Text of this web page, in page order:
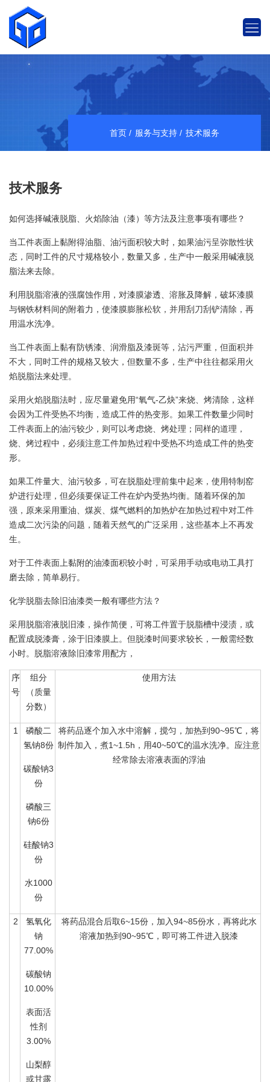
首页 服务与支持 技术服务
技术服务
如何选择碱液脱脂、火焰除油（漆）等方法及注意事项有哪些？
当工件表面上黏附得油脂、油污面积较大时，如果油污呈弥散性状
态，同时工件的尺寸规格较小，数量又多，生产中一般采用碱液脱
脂法来去除。
利用脱脂溶液的强腐蚀作用，对漆膜渗透、溶胀及降解，破坏漆膜
与钢铁材料间的附着力，使漆膜膨胀松软，并用刮刀刮铲清除，再
用温水洗净。
当工件表面上黏有防锈漆、润滑脂及漆斑等，沾污严重，但面积并
不大，同时工件的规格又较大，但数量不多，生产中往往都采用火
焰脱脂法来处理。
采用火焰脱脂法时，应尽量避免用“氧气-乙炔”来烧、烤清除，这样
会因为工件受热不均衡，造成工件的热变形。如果工件数量少同时
工件表面上的油污较少，则可以考虑烧、烤处理；同样的道理，
烧、烤过程中，必须注意工件加热过程中受热不均造成工件的热变
形。
如果工件量大、油污较多，可在脱脂处理前集中起来，使用特制窑
炉进行处理，但必须要保证工件在炉内受热均衡。随着环保的加
强，原来采用重油、煤炭、煤气燃料的加热炉在加热过程中对工件
造成二次污染的问题，随着天然气的广泛采用，这些基本上不再发
生。
对于工件表面上黏附的油漆面积较小时，可采用手动或电动工具打
磨去除，简单易行。
化学脱脂去除旧油漆类一般有哪些方法？
采用脱脂溶液脱旧漆，操作简便，可将工件置于脱脂槽中浸渍，或
配置成脱漆膏，涂于旧漆膜上。但脱漆时间要求较长，一般需经数
小时。脱脂溶液除旧漆常用配方，
序
号
组分
（质量
分数）
使用方法
1
磷酸二
氢钠8份
碳酸钠3
份
磷酸三
钠6份
硅酸钠3
份
水1000
份
将药品逐个加入水中溶解，搅匀，加热到90~95℃，将
制件加入，煮1~1.5h，用40~50℃的温水洗净。应注意
经常除去溶液表面的浮油
2
氢氧化
钠
77.00%
碳酸钠
10.00%
表面活
性剂
3.00%
山梨醇
或甘露
将药品混合后取6~15份，加入94~85份水，再将此水
溶液加热到90~95℃，即可将工件进入脱漆